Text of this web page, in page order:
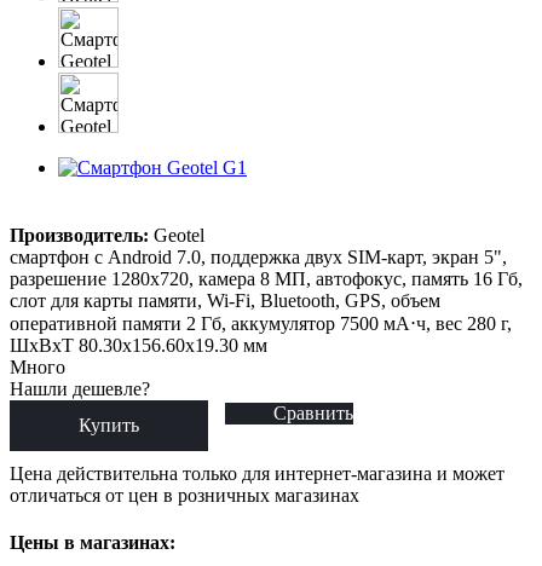
Производитель: Geotel
смартфон с Android 7.0, поддержка двух SIM-карт, экран 5",
разрешение 1280x720, камера 8 МП, автофокус, память 16 Гб,
слот для карты памяти, Wi-Fi, Bluetooth, GPS, объем
оперативной памяти 2 Гб, аккумулятор 7500 мА⋅ч, вес 280 г,
ШxВxТ 80.30x156.60x19.30 мм
Много
Нашли дешевле?
Купить
Сравнить
Цена действительна только для интернет-магазина и может
отличаться от цен в розничных магазинах
Цены в магазинах: